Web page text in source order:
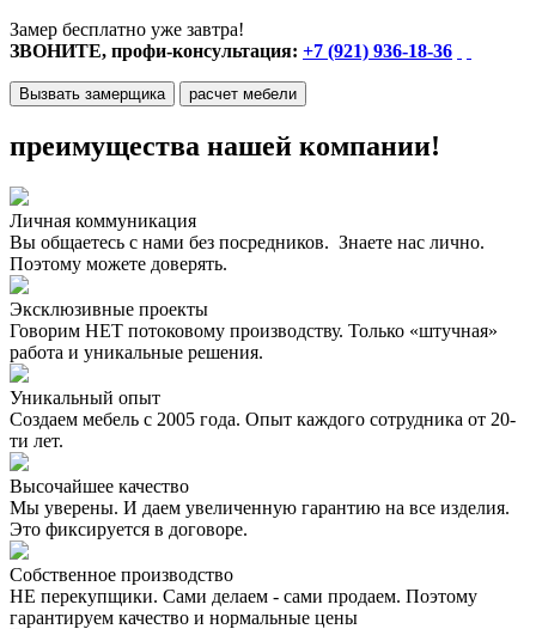
Замер бесплатно уже завтра!
ЗВОНИТЕ, профи-консультация: +7 (921) 936-18-36
Вызвать замерщика расчет мебели
преимущества нашей компании!
Личная коммуникация
Вы общаетесь с нами без посредников. Знаете нас лично.
Поэтому можете доверять.
Эксклюзивные проекты
Говорим НЕТ потоковому производству. Только «штучная»
работа и уникальные решения.
Уникальный опыт
Создаем мебель с 2005 года. Опыт каждого сотрудника от 20-
ти лет.
Высочайшее качество
Мы уверены. И даем увеличенную гарантию на все изделия.
Это фиксируется в договоре.
Собственное производство
НЕ перекупщики. Сами делаем - сами продаем. Поэтому
гарантируем качество и нормальные цены